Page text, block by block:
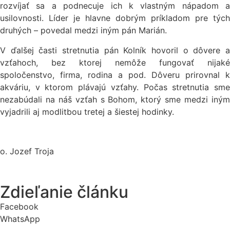
rozvíjať sa a podnecuje ich k vlastným nápadom a
usilovnosti. Líder je hlavne dobrým príkladom pre tých
druhých – povedal medzi iným pán Marián.
V ďalšej časti stretnutia pán Kolník hovoril o dôvere a
vzťahoch, bez ktorej nemôže fungovať nijaké
spoločenstvo, firma, rodina a pod. Dôveru prirovnal k
akváriu, v ktorom plávajú vzťahy. Počas stretnutia sme
nezabúdali na náš vzťah s Bohom, ktorý sme medzi iným
vyjadrili aj modlitbou tretej a šiestej hodinky.
o. Jozef Troja
Zdieľanie článku
Facebook
WhatsApp